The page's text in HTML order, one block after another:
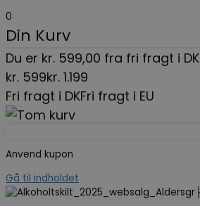
0
Din Kurv
Du er kr. 599,00 fra fri fragt i DK
kr. 599kr. 1.199
Fri fragt i DKFri fragt i EU
Anvend kupon
Gå til indholdet